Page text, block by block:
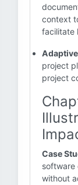
context
facilitate
project
project
Case
software
without